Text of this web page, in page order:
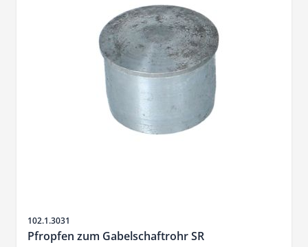
Sku
102.1.3031
Pfropfen zum Gabelschaftrohr SR